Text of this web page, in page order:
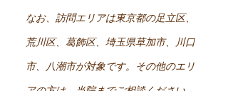
なお、訪問エリアは東京都の足立区、
荒川区、葛飾区、埼玉県草加市、川口
市、八潮市が対象です。その他のエリ